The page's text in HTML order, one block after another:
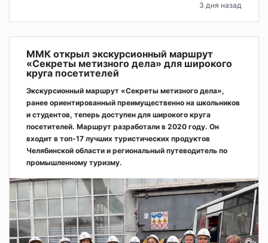
3 дня назад
ММК открыл экскурсионный маршрут
«Секреты метизного дела» для широкого
круга посетителей
Экскурсионный маршрут «Секреты метизного дела»,
ранее ориентированный преимущественно на школьников
и студентов, теперь доступен для широкого круга
посетителей. Маршрут разработали в 2020 году. Он
входит в топ-17 лучших туристических продуктов
Челябинской области и региональный путеводитель по
промышленному туризму.